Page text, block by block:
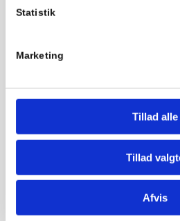
Statistik
Marketing
Tillad alle
Tillad
Afvis
tegn på, at din vej trænger til
Afvandingsproblemer og huller i
at det er tid til at tage handling.
problemer, kan det føre til større
En økonomisk og
løsning
Når vi reparerer din grusvej,
de materialer, du allerede har. I